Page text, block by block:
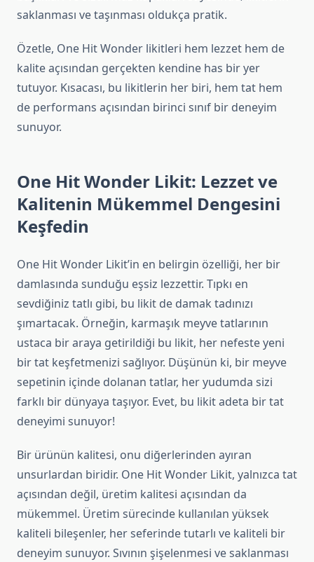
saklanması ve taşınması oldukça pratik.
Özetle, One Hit Wonder likitleri hem lezzet hem de
kalite açısından gerçekten kendine has bir yer
tutuyor. Kısacası, bu likitlerin her biri, hem tat hem
de performans açısından birinci sınıf bir deneyim
sunuyor.
One Hit Wonder Likit: Lezzet ve
Kalitenin Mükemmel Dengesini
Keşfedin
One Hit Wonder Likit’in en belirgin özelliği, her bir
damlasında sunduğu eşsiz lezzettir. Tıpkı en
sevdiğiniz tatlı gibi, bu likit de damak tadınızı
şımartacak. Örneğin, karmaşık meyve tatlarının
ustaca bir araya getirildiği bu likit, her nefeste yeni
bir tat keşfetmenizi sağlıyor. Düşünün ki, bir meyve
sepetinin içinde dolanan tatlar, her yudumda sizi
farklı bir dünyaya taşıyor. Evet, bu likit adeta bir tat
deneyimi sunuyor!
Bir ürünün kalitesi, onu diğerlerinden ayıran
unsurlardan biridir. One Hit Wonder Likit, yalnızca tat
açısından değil, üretim kalitesi açısından da
mükemmel. Üretim sürecinde kullanılan yüksek
kaliteli bileşenler, her seferinde tutarlı ve kaliteli bir
deneyim sunuyor. Sıvının şişelenmesi ve saklanması